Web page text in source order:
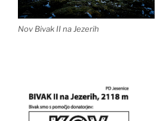
Nov Bivak II na Jezerih